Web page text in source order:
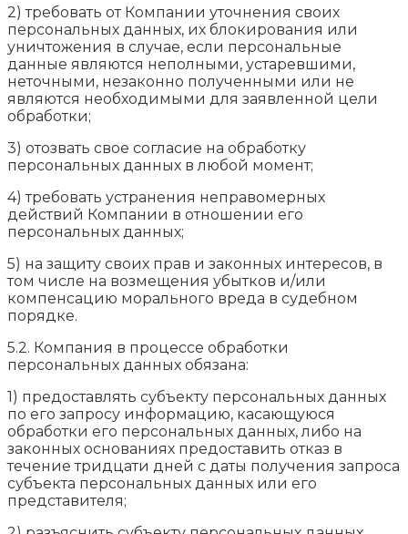
2) требовать от Компании уточнения своих
персональных данных, их блокирования или
уничтожения в случае, если персональные
данные являются неполными, устаревшими,
неточными, незаконно полученными или не
являются необходимыми для заявленной цели
обработки;
3) отозвать свое согласие на обработку
персональных данных в любой момент;
4) требовать устранения неправомерных
действий Компании в отношении его
персональных данных;
5) на защиту своих прав и законных интересов, в
том числе на возмещения убытков и/или
компенсацию морального вреда в судебном
порядке.
5.2. Компания в процессе обработки
персональных данных обязана:
1) предоставлять субъекту персональных данных
по его запросу информацию, касающуюся
обработки его персональных данных, либо на
законных основаниях предоставить отказ в
течение тридцати дней с даты получения запроса
субъекта персональных данных или его
представителя;